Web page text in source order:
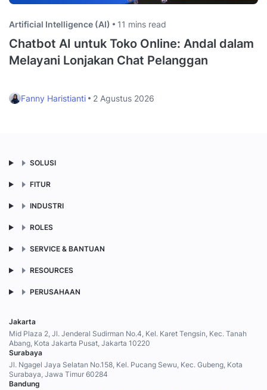
Artificial Intelligence (AI) 11 mins read
Chatbot AI untuk Toko Online: Andal dalam
Melayani Lonjakan Chat Pelanggan
Fanny Haristianti 2 Agustus 2026
SOLUSI
FITUR
INDUSTRI
ROLES
SERVICE & BANTUAN
RESOURCES
PERUSAHAAN
Jakarta
Mid Plaza 2, Jl. Jenderal Sudirman No.4, Kel. Karet Tengsin, Kec. Tanah
Abang, Kota Jakarta Pusat, Jakarta 10220
Surabaya
Jl. Ngagel Jaya Selatan No.158, Kel. Pucang Sewu, Kec. Gubeng, Kota
Surabaya, Jawa Timur 60284
Bandung